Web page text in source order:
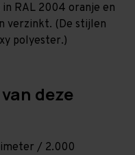
RAL 2004 oranje en
verzinkt. (De stijlen
polyester.)
deze
/ 2.000